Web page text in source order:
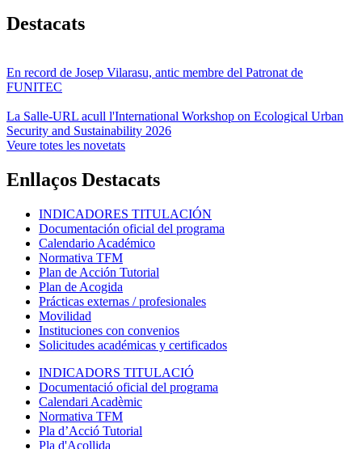
Destacats
En record de Josep Vilarasu, antic membre del Patronat de
FUNITEC
La Salle-URL acull l'International Workshop on Ecological Urban
Security and Sustainability 2026
Veure totes les novetats
Enllaços Destacats
INDICADORES TITULACIÓN
Documentación oficial del programa
Calendario Académico
Normativa TFM
Plan de Acción Tutorial
Plan de Acogida
Prácticas externas / profesionales
Movilidad
Instituciones con convenios
Solicitudes académicas y certificados
INDICADORS TITULACIÓ
Documentació oficial del programa
Calendari Acadèmic
Normativa TFM
Pla d’Acció Tutorial
Pla d'Acollida